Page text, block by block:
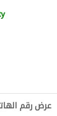
عرض رقم